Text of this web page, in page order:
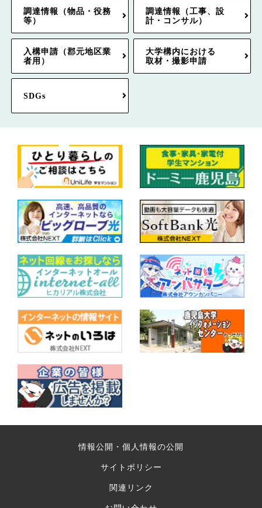
調達情報（物品・役務
等）
調達情報（工事、設
計・コンサル）
入構申請（郡元地区業
者用）
大学構内における
取材・撮影申請
SDGs
情報公開・個人情報の公開
サイトポリシー
関連リンク